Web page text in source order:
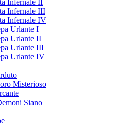
Infernale II
Infernale III
Infernale IV
Urlante I
Urlante II
Urlante III
Urlante IV
Misterioso
Siano